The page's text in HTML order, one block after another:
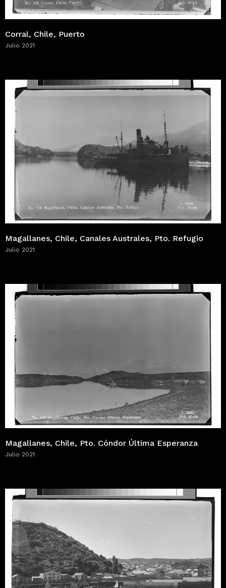
Corral, Chile, Puerto
Julio 2021
Magallanes, Chile, Canales Australes, Pto. Refugio
Julio 2021
Magallanes, Chile, Pto. Cóndor Última Esperanza
Julio 2021